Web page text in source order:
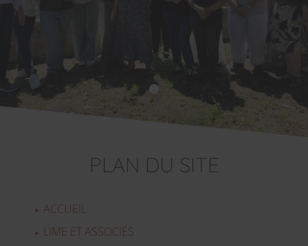
PLAN DU SITE
ACCUEIL
LIME ET ASSOCIÉS